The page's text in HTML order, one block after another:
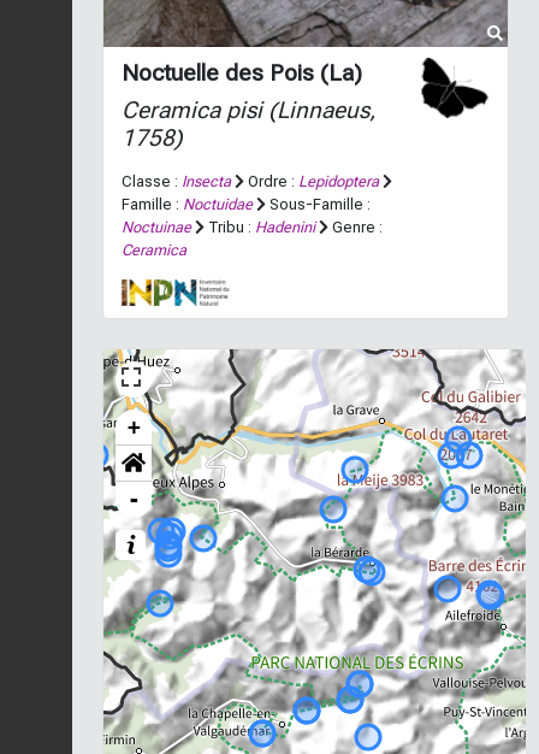
Noctuelle des Pois (La)
Ceramica pisi(Linnaeus,
1758)
Classe : Insecta Ordre : Lepidoptera
Famille : Noctuidae
Sous-Famille :
Noctuinae
Tribu : Hadenini
Genre :
Ceramica
+
-